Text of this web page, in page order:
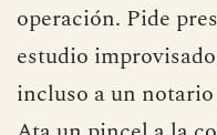
operación. Pide
estudio
incluso a un